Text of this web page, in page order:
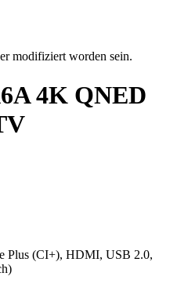
modifiziert worden sein.
4K QNED
Plus (CI+), HDMI, USB 2.0,